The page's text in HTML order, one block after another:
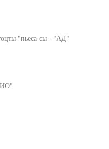
"пьеса-сы - "АД"